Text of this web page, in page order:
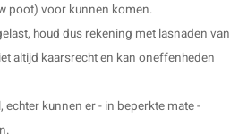
poot) voor kunnen komen.
houd dus rekening met lasnaden van
altijd kaarsrecht en kan oneffenheden
kunnen er - in beperkte mate -